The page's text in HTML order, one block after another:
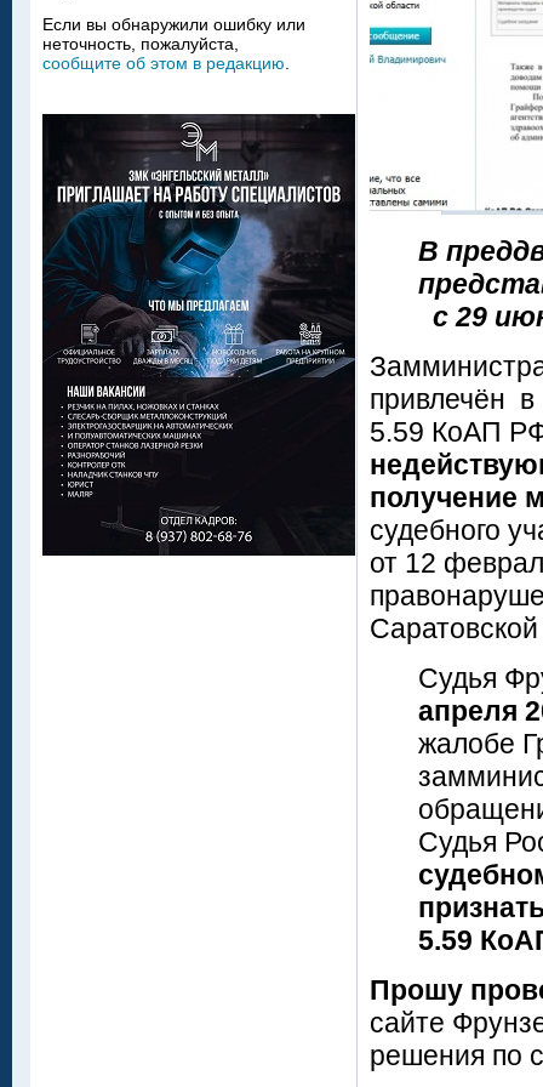
В
с 29
привлечён в
5.59 КоАП
получение
судебного
от 12
Судья
апреля
жалобе
Судья
5.59
Прошу
сайте
решения по
Если вы обнаружили ошибку или
неточность, пожалуйста,
сообщите об этом в редакцию